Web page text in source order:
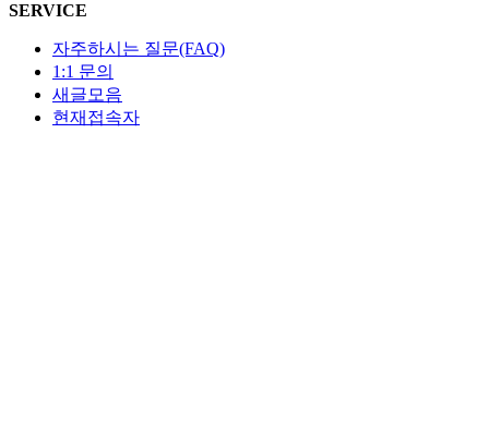
SERVICE
자주하시는 질문(FAQ)
1:1 문의
새글모음
현재접속자